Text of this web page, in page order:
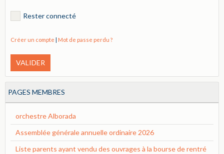
Rester connecté
Créer un compte | Mot de passe perdu ?
VALIDER
PAGES MEMBRES
orchestre Alborada
Assemblée générale annuelle ordinaire 2026
Liste parents ayant vendu des ouvrages à la bourse de rentré